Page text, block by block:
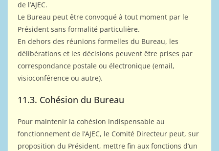
de l’AJEC.
Le Bureau peut être convoqué à tout moment par le
Président sans formalité particulière.
En dehors des réunions formelles du Bureau, les
délibérations et les décisions peuvent être prises par
correspondance postale ou électronique (email,
visioconférence ou autre).
11.3. Cohésion du Bureau
Pour maintenir la cohésion indispensable au
fonctionnement de l’AJEC, le Comité Directeur peut, sur
proposition du Président, mettre fin aux fonctions d’un